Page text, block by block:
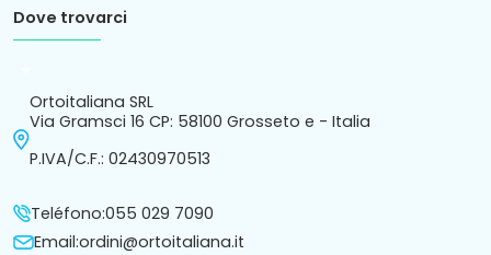
Dove trovarci
Ortoitaliana SRL
Via Gramsci 16 CP: 58100 Grosseto e - Italia
P.IVA/C.F.: 02430970513
Teléfono:055 029 7090
Email:ordini@ortoitaliana.it